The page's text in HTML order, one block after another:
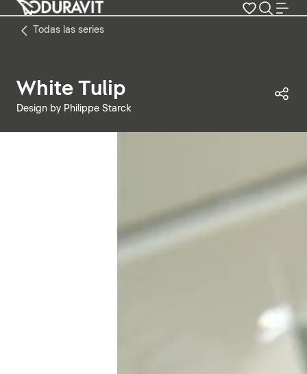
Todas las series
White Tulip
Design by Philippe Starck